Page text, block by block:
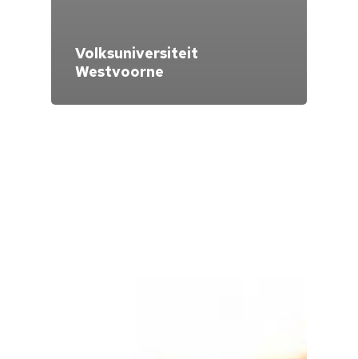
Volksuniversiteit
Westvoorne